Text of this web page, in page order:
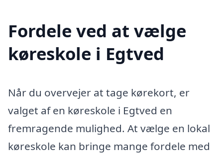
Fordele ved at vælge
køreskole i Egtved
Når du overvejer at tage kørekort, er
valget af en køreskole i Egtved en
fremragende mulighed. At vælge en lokal
køreskole kan bringe mange fordele med